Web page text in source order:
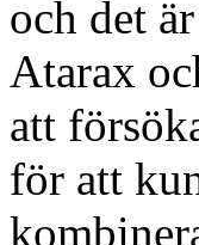
och det
Atarax
att
för att